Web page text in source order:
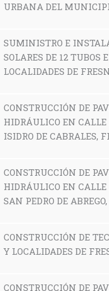
URBANA DEL
SUMINISTRO E
SOLARES DE 12 TUBOS
LOCALIDADES DE
CONSTRUCCIÓN DE
HIDRÁULICO EN
ISIDRO DE CABRALES,
CONSTRUCCIÓN DE
HIDRÁULICO EN
SAN PEDRO DE
CONSTRUCCIÓN DE
Y LOCALIDADES DE
CONSTRUCCIÓN DE